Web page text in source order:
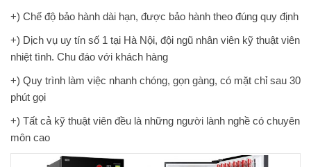
+) Chế độ bảo hành dài hạn, được bảo hành theo đúng quy định
+) Dịch vụ uy tín số 1 tại Hà Nội, đội ngũ nhân viên kỹ thuật viên
nhiệt tình. Chu đáo với khách hàng
+) Quy trình làm việc nhanh chóng, gọn gàng, có mặt chỉ sau 30
phút gọi
+) Tất cả kỹ thuật viên đều là những người lành nghề có chuyên
môn cao